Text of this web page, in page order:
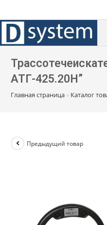
к
содержимому
АТГ-425.20Н”
Главная страница » Каталог
Предыдущий товар